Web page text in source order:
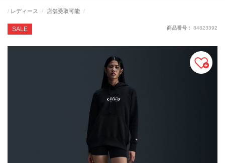
SALE
レディース 店舗受取可能
商品番号： 84823392